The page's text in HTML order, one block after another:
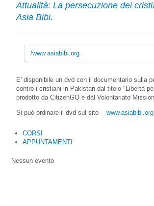
Attualità: La persecuzione dei
Asia Bibi.
/www.asiabibi.org
E' disponibile un dvd con il documentario sulla
contro i cristiani in Pakistan dal titolo "Libertà
prodotto da CitizenGO e dal Volontariato
Si può ordinare il dvd sul sito www.asiabibi.org
CORSI
APPUNTAMENTI
Nessun evento